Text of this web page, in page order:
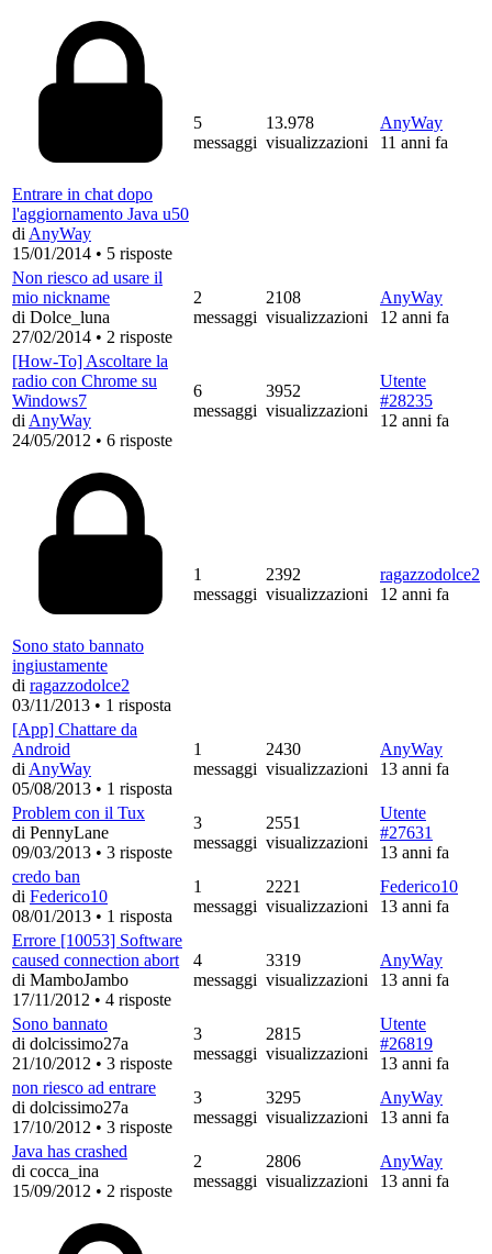
Entrare in chat dopo
l'aggiornamento Java u50
di AnyWay
15/01/2014 • 5 risposte
5
messaggi
13.978
visualizzazioni
AnyWay
11 anni fa
Non riesco ad usare il
mio nickname
di Dolce_luna
27/02/2014 • 2 risposte
2
messaggi
2108
visualizzazioni
AnyWay
12 anni fa
[How-To] Ascoltare la
radio con Chrome su
Windows7
di AnyWay
24/05/2012 • 6 risposte
6
messaggi
3952
visualizzazioni
Utente
#28235
12 anni fa
Sono stato bannato
ingiustamente
di ragazzodolce2
03/11/2013 • 1 risposta
1
messaggi
2392
visualizzazioni
ragazzodolce2
12 anni fa
[App] Chattare da
Android
di AnyWay
05/08/2013 • 1 risposta
1
messaggi
2430
visualizzazioni
AnyWay
13 anni fa
Problem con il Tux
di PennyLane
09/03/2013 • 3 risposte
3
messaggi
2551
visualizzazioni
Utente
#27631
13 anni fa
credo ban
di Federico10
08/01/2013 • 1 risposta
1
messaggi
2221
visualizzazioni
Federico10
13 anni fa
Errore [10053] Software
caused connection abort
di MamboJambo
17/11/2012 • 4 risposte
4
messaggi
3319
visualizzazioni
AnyWay
13 anni fa
Sono bannato
di dolcissimo27a
21/10/2012 • 3 risposte
3
messaggi
2815
visualizzazioni
Utente
#26819
13 anni fa
non riesco ad entrare
di dolcissimo27a
17/10/2012 • 3 risposte
3
messaggi
3295
visualizzazioni
AnyWay
13 anni fa
Java has crashed
di cocca_ina
15/09/2012 • 2 risposte
2
messaggi
2806
visualizzazioni
AnyWay
13 anni fa